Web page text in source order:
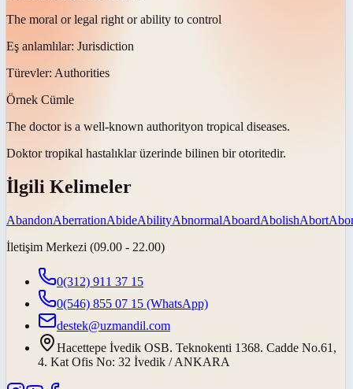
The moral or legal right or ability to control
Eş anlamlılar: Jurisdiction
Türevler: Authorities
Örnek Cümle
The doctor is a well-known authorityon tropical diseases.
Doktor tropikal hastalıklar üzerinde bilinen bir otoritedir.
İlgili Kelimeler
AbandonAberrationAbideAbilityAbnormalAboardAbolishAbort
İletişim Merkezi (09.00 - 22.00)
0(312) 911 37 15
0(546) 855 07 15 (WhatsApp)
destek@uzmandil.com
Hacettepe İvedik OSB. Teknokenti 1368. Cadde No.61,
4. Kat Ofis No: 32 İvedik / ANKARA